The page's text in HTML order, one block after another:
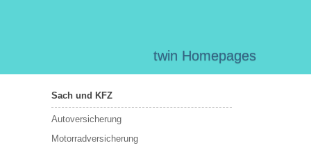
twin Homepages
Sach und KFZ
Autoversicherung
Motorradversicherung